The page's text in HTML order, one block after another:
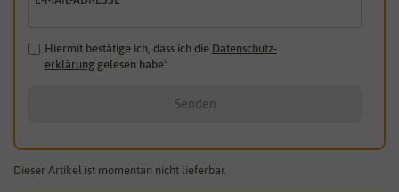
Hiermit bestätige ich, dass ich die Daten­schutz­
erklärunggelesen habe.*
Senden
Dieser Artikel ist momentan nicht lieferbar.